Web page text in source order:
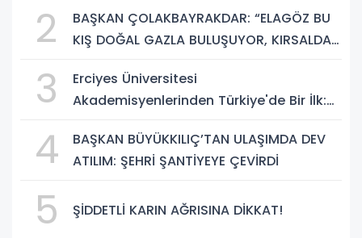
GELECEK SUNUYOR"
2
BAŞKAN ÇOLAKBAYRAKDAR: “ELAGÖZ BU
KIŞ DOĞAL GAZLA BULUŞUYOR, KIRSALDA
3
Erciyes Üniversitesi
Akademisyenlerinden Türkiye'de Bir İlk:
Yapay Zekâ Dönemi
4
BAŞKAN BÜYÜKKILIÇ’TAN ULAŞIMDA DEV
ATILIM: ŞEHRİ ŞANTİYEYE ÇEVİRDİ
5 ŞİDDETLİ KARIN AĞRISINA DİKKAT!